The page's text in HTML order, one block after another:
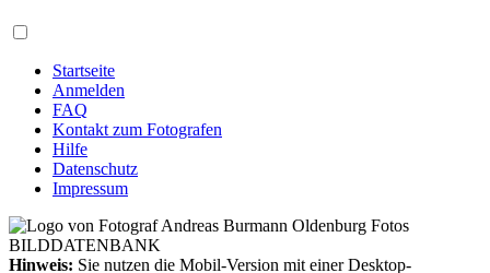
Startseite
Anmelden
FAQ
Kontakt zum Fotografen
Hilfe
Datenschutz
Impressum
Hinweis: Sie nutzen die Mobil-Version mit einer Desktop-